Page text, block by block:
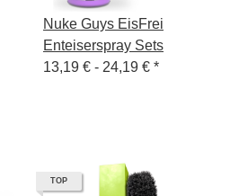
Nuke Guys EisFrei
Enteiserspray Sets
13,19 € - 24,19 € *
TOP